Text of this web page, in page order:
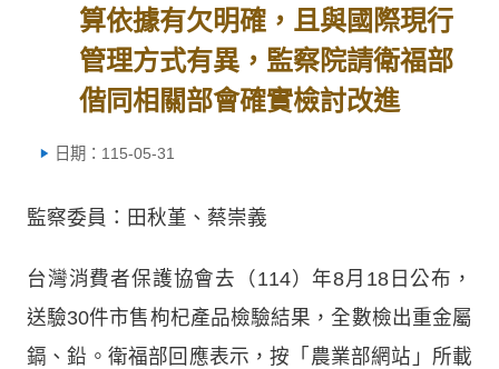
算依據有欠明確，且與國際現行
管理方式有異，監察院請衛福部
偕同相關部會確實檢討改進
日期：115-05-31
監察委員：田秋堇、蔡崇義
台灣消費者保護協會去（114）年8月18日公布，
送驗30件市售枸杞產品檢驗結果，全數檢出重金屬
鎘、鉛。衛福部回應表示，按「農業部網站」所載